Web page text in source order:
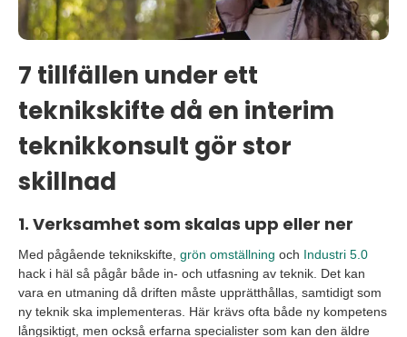
7 tillfällen under ett
teknikskifte då en interim
teknikkonsult gör stor
skillnad
1. Verksamhet som skalas upp eller ner
Med pågående teknikskifte, grön omställning och Industri 5.0
hack i häl så pågår både in- och utfasning av teknik. Det kan
vara en utmaning då driften måste upprätthållas, samtidigt som
ny teknik ska implementeras. Här krävs ofta både ny kompetens
långsiktigt, men också erfarna specialister som kan den äldre